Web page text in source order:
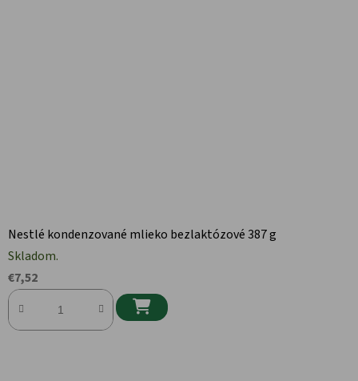
Nestlé kondenzované mlieko bezlaktózové 387 g
Skladom.
€7,52
